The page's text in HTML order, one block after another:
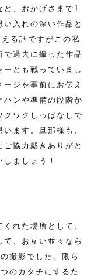
ど、おかげさまで1
入れの深い作品と
る話ですがこの私
で過去に撮った作品
とも戦っていまし
ジを事前にお伝え
ハンや準備の段階か
クワクしっぱなしで
ます。旦那様も、
協力戴きありがと
ましょう！
れた場所として、
、お互い並々なら
撮影でした。限ら
のカタチにするた